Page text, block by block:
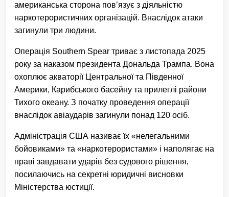
американська сторона пов’язує з діяльністю
наркотерористичних організацій. Внаслідок атаки
загинули три людини.
Операція Southern Spear триває з листопада 2025
року за наказом президента Дональда Трампа. Вона
охоплює акваторії Центральної та Південної
Америки, Карибського басейну та прилеглі райони
Тихого океану. З початку проведення операції
внаслідок авіаударів загинули понад 120 осіб.
Адміністрація США називає їх «нелегальними
бойовиками» та «наркотерористами» і наполягає на
праві завдавати ударів без судового рішення,
посилаючись на секретні юридичні висновки
Міністерства юстиції.